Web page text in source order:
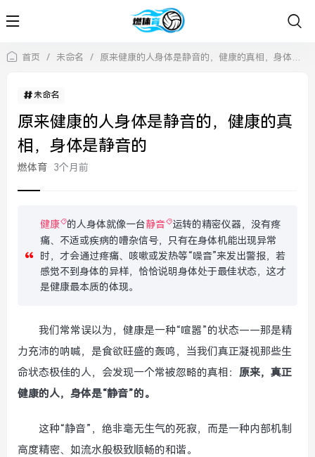
首页 / 未命名 / 原来健康的人身体是静音的，健康的真相，身体是静音的
未命名
原来健康的人身体是静音的，健康的真
相，身体是静音的
燃体育 3个月前
健康 的人身体就像一台静音
运转的精密仪器，没有疼
痛、不适或疾病的嘈杂信号，只有在身体机能出现异常
时，才会通过疼痛、咳嗽或发热等“噪音”来发出警报，若
感觉不到身体的异样，恰恰说明身体处于最佳状态，这才
是健康最本质的体现。
我们常常误以为，健康是一种“喧嚣”的状态——那是精
力充沛的呐喊，是食欲旺盛的轰鸣，当我们真正凝视那些生
命状态极佳的人，会发现一个常被忽略的真相： 原来，真正
健康的人，身体是“静音”的。
这种“静音”，绝非毫无生气的死寂，而是一种内部机制
高度精密、如流水般极致顺畅的和谐。